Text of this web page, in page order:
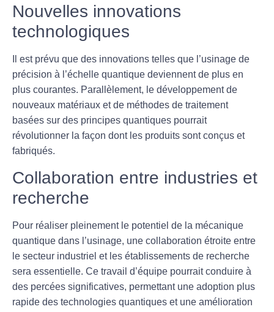
Nouvelles innovations
technologiques
Il est prévu que des innovations telles que l’usinage de
précision à l’échelle quantique deviennent de plus en
plus courantes. Parallèlement, le développement de
nouveaux matériaux et de méthodes de traitement
basées sur des principes quantiques pourrait
révolutionner la façon dont les produits sont conçus et
fabriqués.
Collaboration entre industries et
recherche
Pour réaliser pleinement le potentiel de la mécanique
quantique dans l’usinage, une collaboration étroite entre
le secteur industriel et les établissements de recherche
sera essentielle. Ce travail d’équipe pourrait conduire à
des percées significatives, permettant une adoption plus
rapide des technologies quantiques et une amélioration